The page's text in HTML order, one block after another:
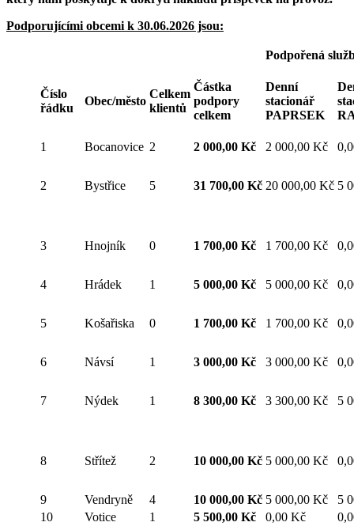
Podporujícími obcemi k 30.06.2026 jsou:
Podpořená
Číslo
řádku
Obec/město
Celkem
klientů
Částka
podpory
celkem
Denní
stacionář
PAPRSEK
1 Bocanovice 2 2 000,00 Kč 2 000,00 Kč
2 Bystřice 5 31 700,00 Kč 20 000,00 Kč 5
3 Hnojník 0 1 700,00 Kč 1 700,00 Kč
4 Hrádek 1 5 000,00 Kč 5 000,00 Kč
5 Košařiska 0 1 700,00 Kč 1 700,00 Kč
6 Návsí 1 3 000,00 Kč 3 000,00 Kč
7 Nýdek 1 8 300,00 Kč 3 300,00 Kč 5
8 Střítež 2 10 000,00 Kč 5 000,00 Kč
9 Vendryně 4 10 000,00 Kč 5 000,00 Kč
5
10
Votice 1 5 500,00 Kč 0,00 Kč